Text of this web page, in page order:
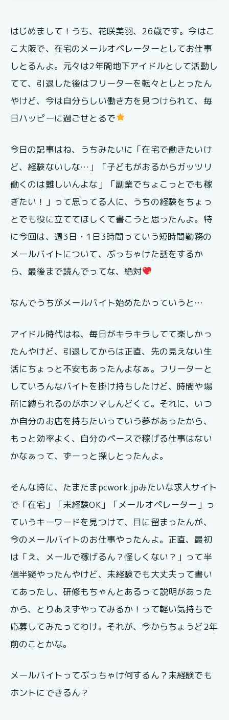
はじめまして！うち、花咲美羽、26歳です。今はこ
こ大阪で、在宅のメールオペレーターとしてお仕事
しとるんよ。元々は2年間地下アイドルとして活動し
てて、引退した後はフリーターを転々としとったん
やけど、今は自分らしい働き方を見つけられて、毎
日ハッピーに過ごせとるで
今日の記事はね、うちみたいに「在宅で働きたいけ
ど、経験ないしな…」「子どもがおるからガッツリ
働くのは難しいんよな」「副業でちょこっとでも稼
ぎたい！」って思ってる人に、うちの経験をちょっ
とでも役に立ててほしくて書こうと思ったんよ。特
に今回は、週3日・1日3時間っていう短時間勤務の
メールバイトについて、ぶっちゃけた話をするか
ら、最後まで読んでってな、絶対
なんでうちがメールバイト始めたかっていうと…
アイドル時代はね、毎日がキラキラしてて楽しかっ
たんやけど、引退してからは正直、先の見えない生
活にちょっと不安もあったんよなぁ。フリーターと
していろんなバイトを掛け持ちしたけど、時間や場
所に縛られるのがホンマしんどくて。それに、いつ
か自分のお店を持ちたいっていう夢があったから、
もっと効率よく、自分のペースで稼げる仕事はない
かなぁって、ずーっと探しとったんよ。
そんな時に、たまたまpcwork.jpみたいな求人サイト
で「在宅」「未経験OK」「メールオペレーター」っ
ていうキーワードを見つけて、目に留まったんが、
今のメールバイトのお仕事やったんよ。正直、最初
は「え、メールで稼げるん？怪しくない？」って半
信半疑やったんやけど、未経験でも大丈夫って書い
てあったし、研修もちゃんとあるって説明があった
から、とりあえずやってみるか！って軽い気持ちで
応募してみたってわけ。それが、今からちょうど2年
前のことかな。
メールバイトってぶっちゃけ何するん？未経験でも
ホントにできるん？